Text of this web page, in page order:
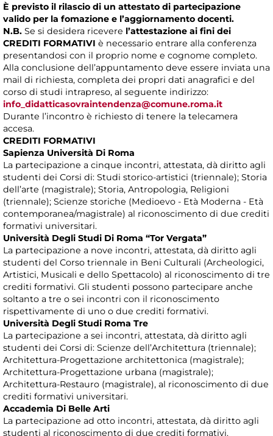
È previsto il rilascio di un attestato di partecipazione
valido per la fomazione e l’aggiornamento docenti.
N.B. Se si desidera ricevere l’attestazione ai fini dei
CREDITI FORMATIVI è necessario entrare alla conferenza
presentandosi con il proprio nome e cognome completo.
Alla conclusione dell’appuntamento deve essere inviata una
mail di richiesta, completa dei propri dati anagrafici e del
corso di studi intrapreso, al seguente indirizzo:
info_didatticasovraintendenza@comune.roma.it
Durante l’incontro è richiesto di tenere la telecamera
accesa.
CREDITI FORMATIVI
Sapienza Università Di Roma
La partecipazione a cinque incontri, attestata, dà diritto agli
studenti dei Corsi di: Studi storico-artistici (triennale); Storia
dell’arte (magistrale); Storia, Antropologia, Religioni
(triennale); Scienze storiche (Medioevo - Età Moderna - Età
contemporanea/magistrale) al riconoscimento di due crediti
formativi universitari.
Università Degli Studi Di Roma “Tor Vergata”
La partecipazione a nove incontri, attestata, dà diritto agli
studenti del Corso triennale in Beni Culturali (Archeologici,
Artistici, Musicali e dello Spettacolo) al riconoscimento di tre
crediti formativi. Gli studenti possono partecipare anche
soltanto a tre o sei incontri con il riconoscimento
rispettivamente di uno o due crediti formativi.
Università Degli Studi Roma Tre
La partecipazione a sei incontri, attestata, dà diritto agli
studenti dei Corsi di: Scienze dell’Architettura (triennale);
Architettura-Progettazione architettonica (magistrale);
Architettura-Progettazione urbana (magistrale);
Architettura-Restauro (magistrale), al riconoscimento di due
crediti formativi universitari.
Accademia Di Belle Arti
La partecipazione ad otto incontri, attestata, dà diritto agli
studenti al riconoscimento di due crediti formativi.